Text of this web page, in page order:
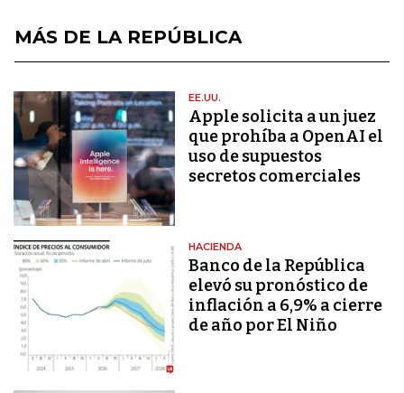
MÁS DE LA REPÚBLICA
EE.UU.
Apple solicita a un juez
que prohíba a OpenAI el
uso de supuestos
secretos comerciales
HACIENDA
Banco de la República
elevó su pronóstico de
inflación a 6,9% a cierre
de año por El Niño